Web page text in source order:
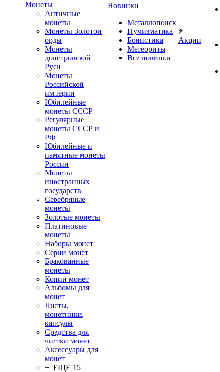
Монеты
Античные
монеты
Монеты Золотой
орды
Монеты
допетровской
Руси
Монеты
Российской
империи
Юбилейные
монеты СССР
Регулярные
монеты СССР и
РФ
Юбилейные и
памятные монеты
России
Монеты
иностранных
государств
Серебряные
монеты
Золотые монеты
Платиновые
монеты
Наборы монет
Серии монет
Бракованные
монеты
Копии монет
Альбомы для
монет
Листы,
монетники,
капсулы
Средства для
чистки монет
Аксессуары для
монет
+ ЕЩЕ 15
Новинки
Металлопоиск
Нумизматика
Бонистика
Метеориты
Все новинки
Акции